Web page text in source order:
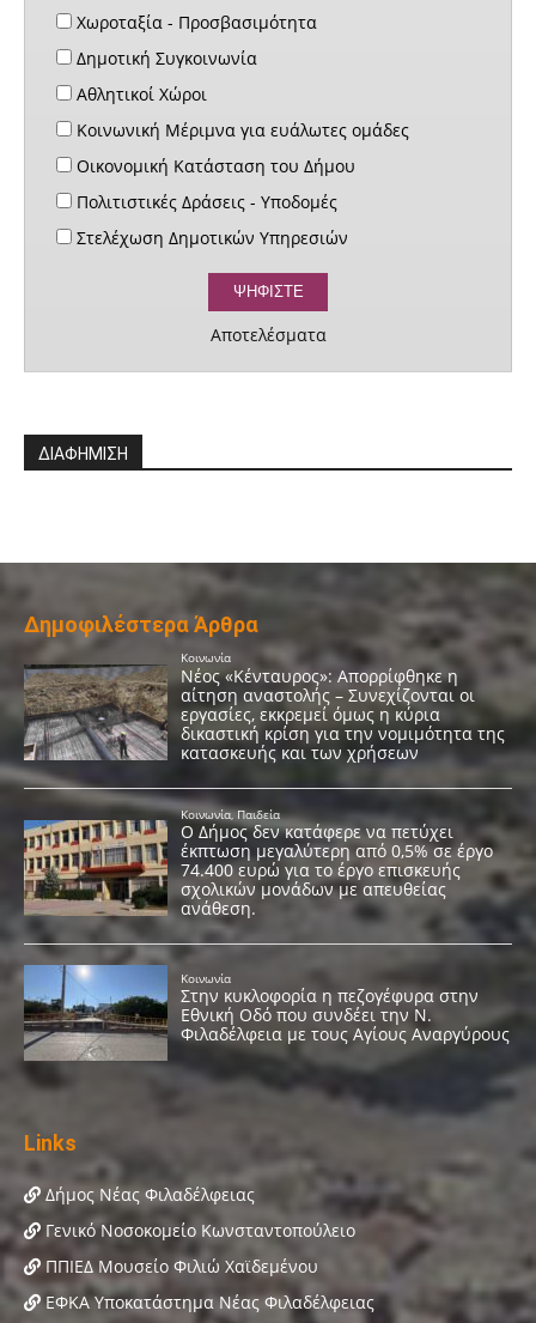
Χωροταξία - Προσβασιμότητα
Δημοτική Συγκοινωνία
Αθλητικοί Χώροι
Κοινωνική Μέριμνα για ευάλωτες ομάδες
Οικονομική Κατάσταση του Δήμου
Πολιτιστικές Δράσεις - Υποδομές
Στελέχωση Δημοτικών Υπηρεσιών
Αποτελέσματα
ΔΙΑΦΗΜΙΣΗ
Δημοφιλέστερα Άρθρα
Links
Δήμος Νέας Φιλαδέλφειας
Γενικό Νοσοκομείο Κωνσταντοπούλειο
ΠΠΙΕΔ Μουσείο Φιλιώ Χαϊδεμένου
ΕΦΚΑ Υποκατάστημα Νέας Φιλαδέλφειας